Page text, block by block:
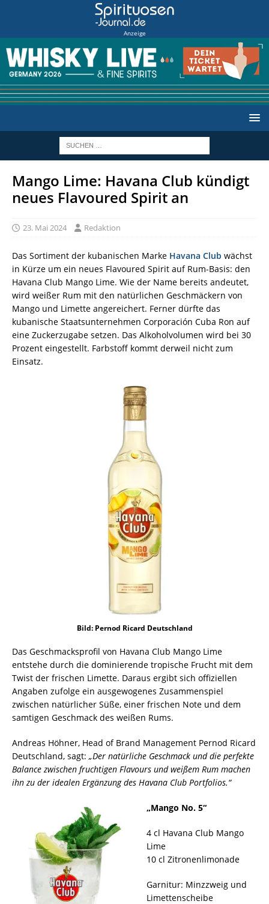
Anzeige
Mango Lime: Havana Club kündigt
neues Flavoured Spirit an
23. Mai 2024 Redaktion
Das Sortiment der kubanischen Marke Havana Club wächst
in Kürze um ein neues Flavoured Spirit auf Rum-Basis: den
Havana Club Mango Lime. Wie der Name bereits andeutet,
wird weißer Rum mit den natürlichen Geschmäckern von
Mango und Limette angereichert. Ferner dürfte das
kubanische Staatsunternehmen Corporación Cuba Ron auf
eine Zuckerzugabe setzen. Das Alkoholvolumen wird bei 30
Prozent eingestellt. Farbstoff kommt derweil nicht zum
Einsatz.
Bild: Pernod Ricard Deutschland
Das Geschmacksprofil von Havana Club Mango Lime
entstehe durch die dominierende tropische Frucht mit dem
Twist der frischen Limette. Daraus ergibt sich offiziellen
Angaben zufolge ein ausgewogenes Zusammenspiel
zwischen natürlicher Süße, einer frischen Note und dem
samtigen Geschmack des weißen Rums.
Andreas Höhner, Head of Brand Management Pernod Ricard
Deutschland, sagt: „Der natürliche Geschmack und die perfekte
Balance zwischen fruchtigen Flavours und weißem Rum machen
ihn zu der idealen Ergänzung des Havana Club Portfolios.“
„Mango No. 5“
4 cl Havana Club Mango
Lime
10 cl Zitronenlimonade
Garnitur: Minzzweig und
Limettenscheibe